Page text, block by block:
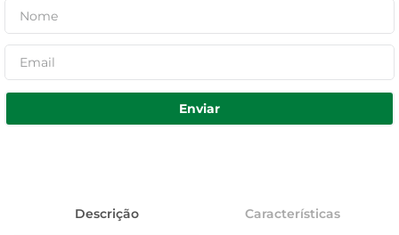
Enviar
Descrição Características